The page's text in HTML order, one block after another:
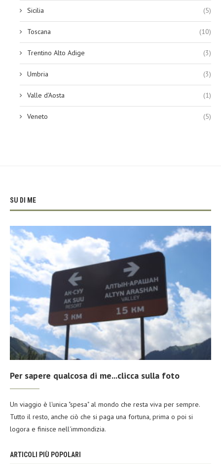
Sicilia (5)
Toscana (10)
Trentino Alto Adige (3)
Umbria (3)
Valle d'Aosta (1)
Veneto (5)
SU DI ME
Per sapere qualcosa di me...clicca sulla foto
Un viaggio è l'unica "spesa" al mondo che resta viva per sempre.
Tutto il resto, anche ciò che si paga una fortuna, prima o poi si
logora e finisce nell'immondizia.
ARTICOLI PIÙ POPOLARI